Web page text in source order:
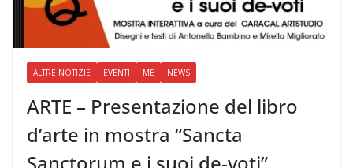
ALTRE NOTIZIE EVENTI ME NEWS
ARTE – Presentazione del libro
d’arte in mostra “Sancta
Sanctorum e i suoi de-voti”,